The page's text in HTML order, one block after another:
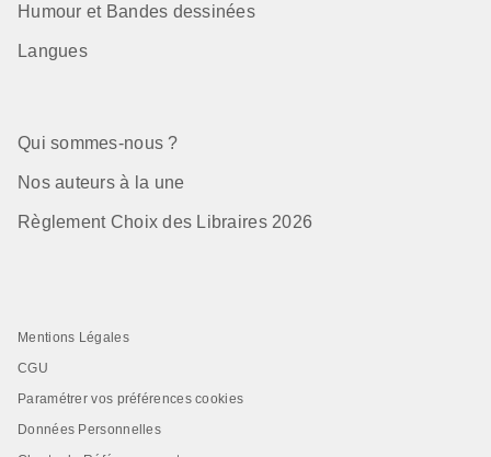
Humour et Bandes dessinées
Langues
Qui sommes-nous ?
Nos auteurs à la une
Règlement Choix des Libraires 2026
Mentions Légales
CGU
Paramétrer vos préférences cookies
Données Personnelles